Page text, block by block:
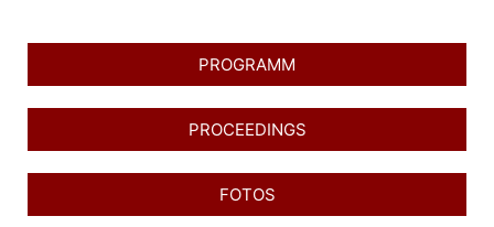
PROGRAMM
PROCEEDINGS
FOTOS